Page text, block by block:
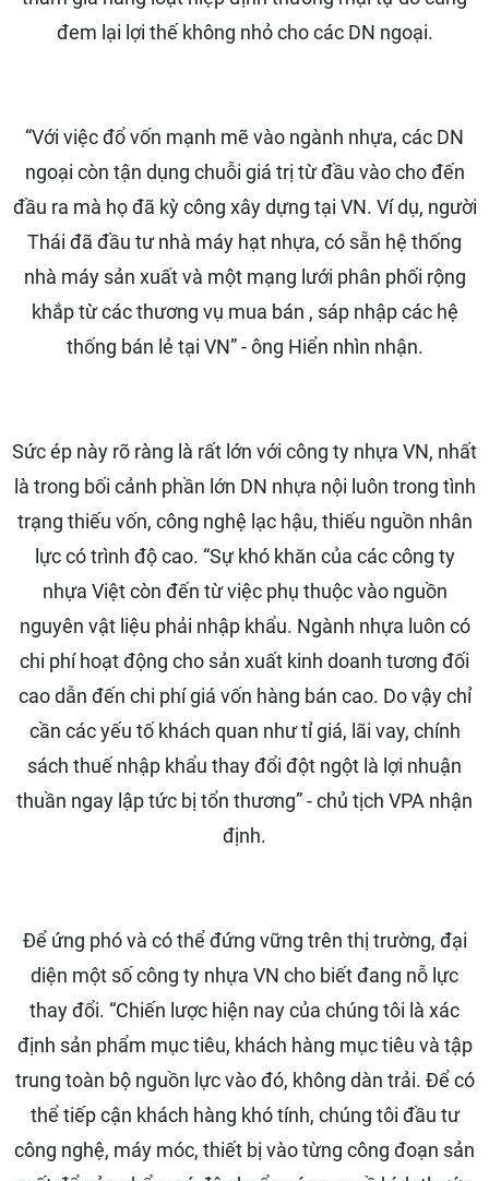
đem lại lợi thế không nhỏ cho các DN ngoại.
“Với việc đổ vốn mạnh mẽ vào ngành nhựa, các DN
ngoại còn tận dụng chuỗi giá trị từ đầu vào cho đến
đầu ra mà họ đã kỳ công xây dựng tại VN. Ví dụ, người
Thái đã đầu tư nhà máy hạt nhựa, có sẵn hệ thống
nhà máy sản xuất và một mạng lưới phân phối rộng
khắp từ các thương vụ mua bán , sáp nhập các hệ
thống bán lẻ tại VN” - ông Hiển nhìn nhận.
Sức ép này rõ ràng là rất lớn với công ty nhựa VN, nhất
là trong bối cảnh phần lớn DN nhựa nội luôn trong tình
trạng thiếu vốn, công nghệ lạc hậu, thiếu nguồn nhân
lực có trình độ cao. “Sự khó khăn của các công ty
nhựa Việt còn đến từ việc phụ thuộc vào nguồn
nguyên vật liệu phải nhập khẩu. Ngành nhựa luôn có
chi phí hoạt động cho sản xuất kinh doanh tương đối
cao dẫn đến chi phí giá vốn hàng bán cao. Do vậy chỉ
cần các yếu tố khách quan như tỉ giá, lãi vay, chính
sách thuế nhập khẩu thay đổi đột ngột là lợi nhuận
thuần ngay lập tức bị tổn thương” - chủ tịch VPA nhận
định.
Để ứng phó và có thể đứng vững trên thị trường, đại
diện một số công ty nhựa VN cho biết đang nỗ lực
thay đổi. “Chiến lược hiện nay của chúng tôi là xác
định sản phẩm mục tiêu, khách hàng mục tiêu và tập
trung toàn bộ nguồn lực vào đó, không dàn trải. Để có
thể tiếp cận khách hàng khó tính, chúng tôi đầu tư
công nghệ, máy móc, thiết bị vào từng công đoạn sản